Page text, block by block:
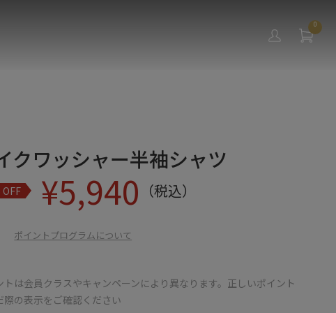
0
クワッシャー半袖シャツ
¥5,940 （税込）
ポイントプログラムについて
は会員クラスやキャンペーンにより異なります。正しいポイント
の表示をご確認ください